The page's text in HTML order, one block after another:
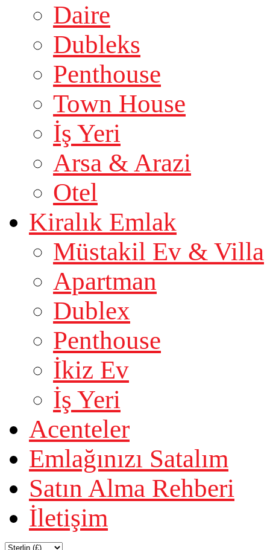
Daire
Dubleks
Penthouse
Town House
İş Yeri
Arsa & Arazi
Otel
Kiralık Emlak
Müstakil Ev & Villa
Apartman
Dublex
Penthouse
İkiz Ev
İş Yeri
Acenteler
Emlağınızı Satalım
Satın Alma Rehberi
İletişim